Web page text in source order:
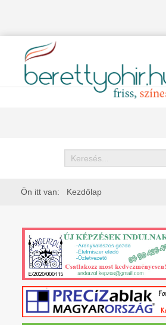
Keresés
Ön itt van: Kezdőlap